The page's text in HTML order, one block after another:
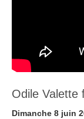
Odile Valette
Dimanche 8 juin